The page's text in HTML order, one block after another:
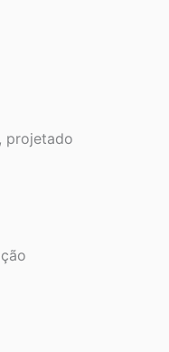
projetado